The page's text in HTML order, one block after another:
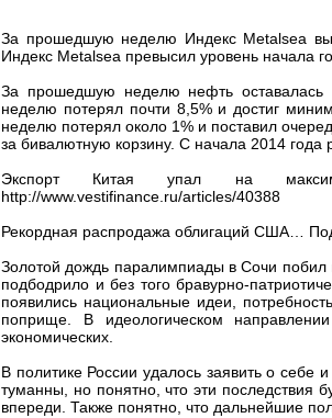
За прошедшую неделю Индекс Metalsea
Индекс Metalsea превысил уровень начала
За прошедшую неделю нефть
неделю потерял почти 8,5% и достиг
неделю потерял около 1% и поставил
за бивалютную корзину. С начала 2014
Экспорт Китая упал на
http://www.vestifinance.ru/articles/40388
Рекордная распродажа облигаций США…
Золотой дождь паралимпиады в Сочи
подбодрило и без того бравурно-
появились национальные идеи,
поприще. В идеологическом
экономических.
В политике России удалось заявить о себе
туманны, но понятно, что эти последствия
впереди. Также понятно, что дальнейшие